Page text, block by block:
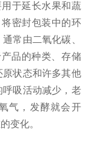
于延长水果和蔬
密封包装中的环
常由二氧化碳、
品的种类、存储
状态和许多其他
吸活动减少，老
气，发酵就会开
变化。